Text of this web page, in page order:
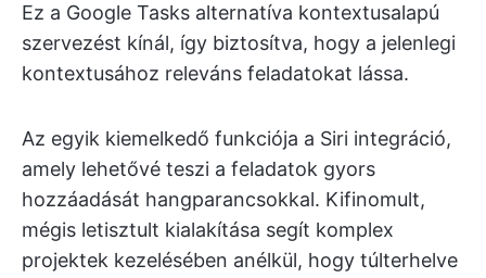
Ez a Google Tasks alternatíva kontextusalapú
szervezést kínál, így biztosítva, hogy a jelenlegi
kontextusához releváns feladatokat lássa.
Az egyik kiemelkedő funkciója a Siri integráció,
amely lehetővé teszi a feladatok gyors
hozzáadását hangparancsokkal. Kifinomult,
mégis letisztult kialakítása segít komplex
projektek kezelésében anélkül, hogy túlterhelve